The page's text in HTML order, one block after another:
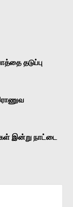
தடுப்பு
இன்று நாட்டை